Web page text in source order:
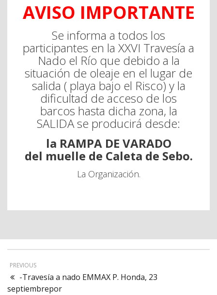
AVISO IMPORTANTE
Se informa a todos los
participantes en la XXVI Travesía a
Nado el Río que debido a la
situación de oleaje en el lugar de
salida ( playa bajo el Risco) y la
dificultad de acceso de los
barcos hasta dicha zona, la
SALIDA se producirá desde:
la RAMPA DE VARADO
del muelle de Caleta de Sebo.
La Organización.
PREVIOUS
-Travesía a nado EMMAX P. Honda, 23
septiembrepor